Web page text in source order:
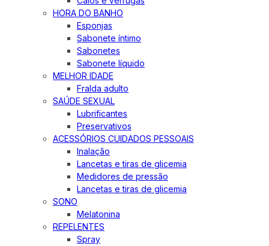
HORA DO BANHO
Esponjas
Sabonete íntimo
Sabonetes
Sabonete líquido
MELHOR IDADE
Fralda adulto
SAÚDE SEXUAL
Lubrificantes
Preservativos
ACESSÓRIOS CUIDADOS PESSOAIS
Inalação
Lancetas e tiras de glicemia
Medidores de pressão
Lancetas e tiras de glicemia
SONO
Melatonina
REPELENTES
Spray